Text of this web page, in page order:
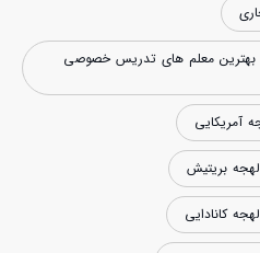
بهترین معلم های تدریس خصوصی
آمریکایی
بریتیش
کانادایی